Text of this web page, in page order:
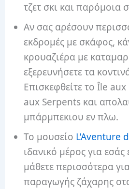
τζετ σκι και παρόμοια
Αν σας αρέσουν
εκδρομές με σκάφος,
κρουαζιέρα με
εξερευνήσετε τα
Επισκεφθείτε το Île
aux Serpents και
μπάρμπεκιου εν πλω.
Το μουσείο L’Aventure
ιδανικό μέρος για εσάς
μάθετε περισσότερα
παραγωγής ζάχαρης